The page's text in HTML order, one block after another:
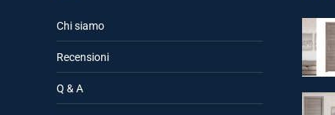
Chi siamo
Recensioni
Q & A